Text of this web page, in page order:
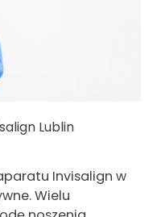
Lublin
Invisalign w
Wielu